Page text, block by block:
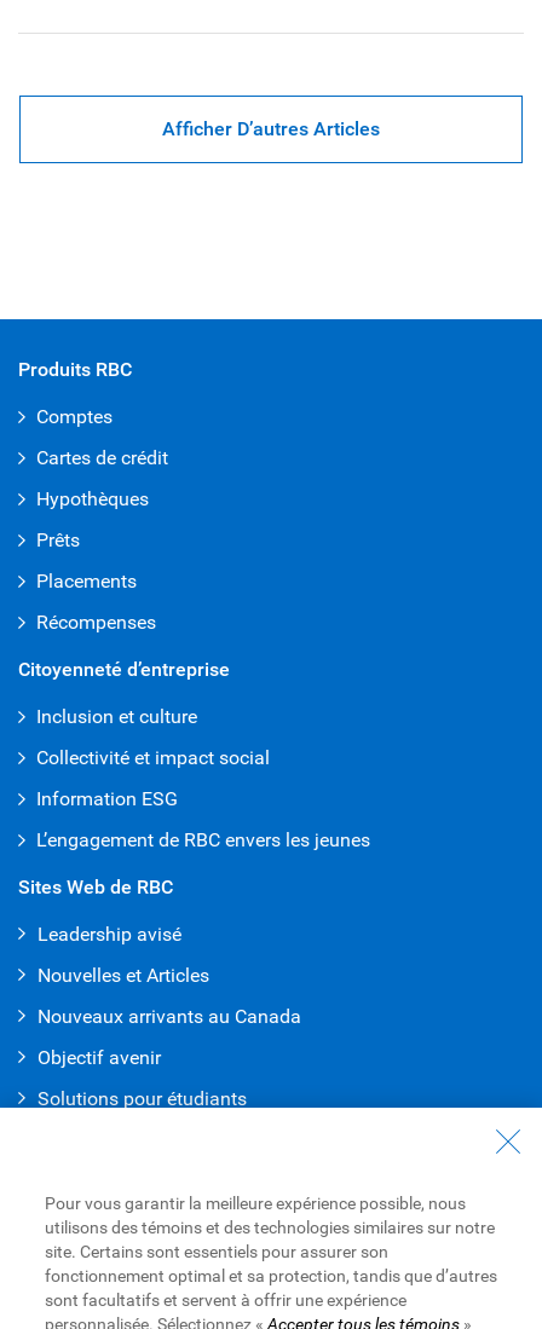
Afficher D’autres Articles
Produits RBC
Comptes
Cartes de crédit
Hypothèques
Prêts
Placements
Récompenses
Citoyenneté d’entreprise
Inclusion et culture
Collectivité et impact social
Information ESG
L’engagement de RBC envers les jeunes
Sites Web de RBC
Leadership avisé
Nouvelles et Articles
Nouveaux arrivants au Canada
Objectif avenir
Solutions pour étudiants
Nous joindre
Trouvez une succursale ou un GAB
Prendre un rendez-vous
Pour vous garantir la meilleure expérience possible, nous
utilisons des témoins et des technologies similaires sur notre
site. Certains sont essentiels pour assurer son
fonctionnement optimal et sa protection, tandis que d’autres
sont facultatifs et servent à offrir une expérience
personnalisée. Sélectionnez « Accepter tous les témoins»